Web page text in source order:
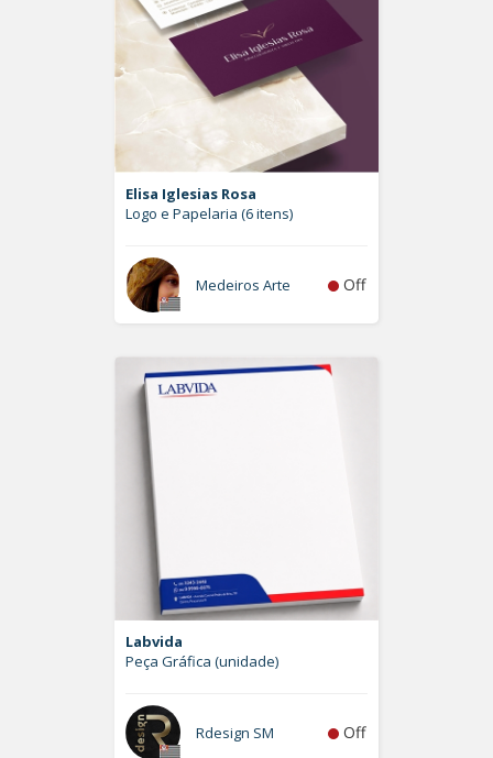
Elisa Iglesias Rosa
Logo e Papelaria (6 itens)
Medeiros Arte Off
Labvida
Peça Gráfica (unidade)
Rdesign SM Off